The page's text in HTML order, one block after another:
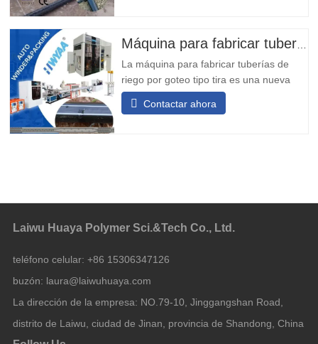
rendimiento en la resistencia a
La máquina para fabricar tuberías de
riego por goteo tipo tira es una nueva
generación de equipos de alta velocidad
y pared delgada para la fabricación de
Contactar ahora
Laiwu Huaya Polymer Sci.&Tech Co., Ltd.
teléfono celular: +86 15306347126
buzón: laura@laiwuhuaya.com
La dirección de la empresa: NO.79-10, Jinggangshan Road,
distrito de Laiwu, ciudad de Jinan, provincia de Shandong, China